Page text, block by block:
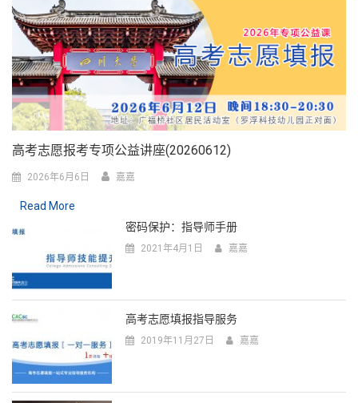
高考志愿报考专项公益讲座(20260612)
2026年6月6日 嘉嘉
Read More
密码保护：指导师手册
2021年4月1日 嘉嘉
高考志愿填报指导服务
2019年11月27日 嘉嘉